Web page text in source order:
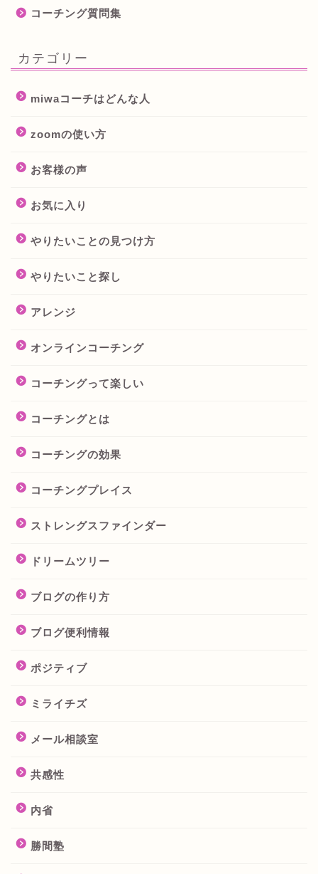
コーチング質問集
カテゴリー
miwaコーチはどんな人
zoomの使い方
お客様の声
お気に入り
やりたいことの見つけ方
やりたいこと探し
アレンジ
オンラインコーチング
コーチングって楽しい
コーチングとは
コーチングの効果
コーチングプレイス
ストレングスファインダー
ドリームツリー
ブログの作り方
ブログ便利情報
ポジティブ
ミライチズ
メール相談室
共感性
内省
勝間塾